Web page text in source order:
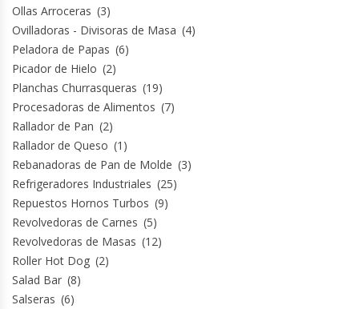
Ollas Arroceras (3)
Ovilladoras - Divisoras de Masa (4)
Peladora de Papas (6)
Picador de Hielo (2)
Planchas Churrasqueras (19)
Procesadoras de Alimentos (7)
Rallador de Pan (2)
Rallador de Queso (1)
Rebanadoras de Pan de Molde (3)
Refrigeradores Industriales (25)
Repuestos Hornos Turbos (9)
Revolvedoras de Carnes (5)
Revolvedoras de Masas (12)
Roller Hot Dog (2)
Salad Bar (8)
Salseras (6)